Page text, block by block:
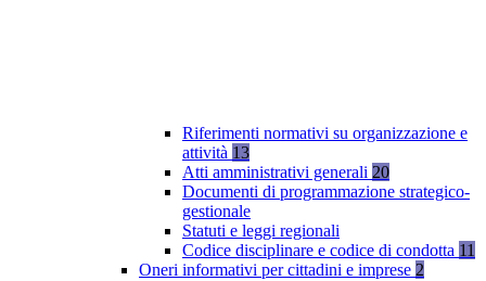
Riferimenti normativi su organizzazione e
attività 13
Atti amministrativi generali 20
Documenti di programmazione strategico-
gestionale
Statuti e leggi regionali
Codice disciplinare e codice di condotta 11
Oneri informativi per cittadini e imprese 2